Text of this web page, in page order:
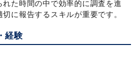
れた時間の中で効率的に調査を進
に報告するスキルが重要です。
経験